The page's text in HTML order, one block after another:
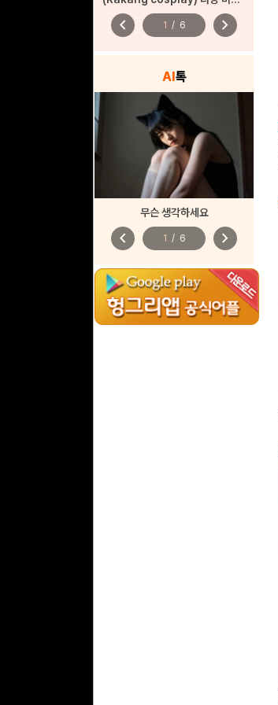
chevron_left 1 / 6 chevron_right
AI톡
무슨 생각하세요
chevron_left 1 / 6 chevron_right